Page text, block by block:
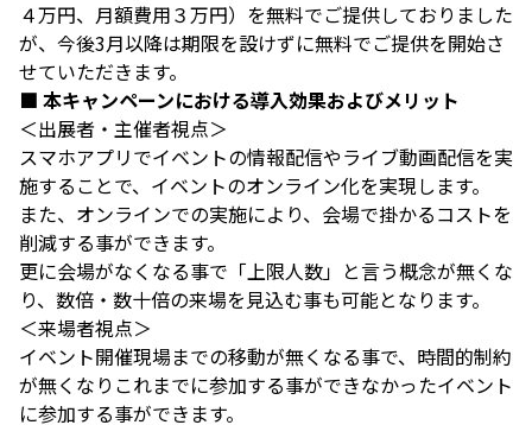
４万円、月額費用３万円）を無料でご提供しておりました
が、今後3月以降は期限を設けずに無料でご提供を開始さ
せていただきます。
■ 本キャンペーンにおける導入効果およびメリット
＜出展者・主催者視点＞
スマホアプリでイベントの情報配信やライブ動画配信を実
施することで、イベントのオンライン化を実現します。
また、オンラインでの実施により、会場で掛かるコストを
削減する事ができます。
更に会場がなくなる事で「上限人数」と言う概念が無くな
り、数倍・数十倍の来場を見込む事も可能となります。
＜来場者視点＞
イベント開催現場までの移動が無くなる事で、時間的制約
が無くなりこれまでに参加する事ができなかったイベント
に参加する事ができます。